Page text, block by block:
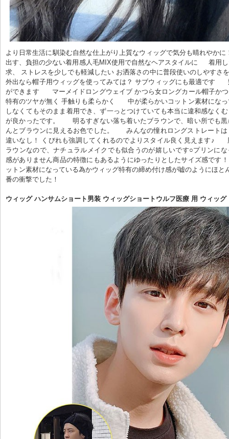
より日常生活に馴染む自然な仕上がり上質なウィッグで気分も晴れやかに
出す、負担の少ない着用感人毛MIX使用で自然なヘアスタイルに     着用
求、 ストレスを少しでも軽減したい お洒落さの中に普段使いのしやすさ
外出なら帽子用ウィッグを使ってみては？ サブウィッグにも最適です
ができます      マーメイドロングウェイブ かつら女ロングカール帽子か
特有のツヤが無く 手触りも柔らかく      中が柔らかいコットン素材にな
しなくてもそのまま着用でき、ず一っとつけていても本当に違和感なく
が良かったです。      明るすぎない落ち着いたブラウンで、暗い所でも
んとブラウンに見えるお色でした。      みんなの憧れロングストレート
違いなし！ くびれも強調してくれるのでよりスタイル良く見えます♪
ラウンなので、ナチュラルメイクでも似合うのが嬉しいです○プリンに
感がありません商品の特徴にもあるようにゆったりとしたサイズ感です
ットン素材になっている為かウィッグ特有の締め付け感が嘘のようにほと
番の衝撃でした！
ウィッグ ハンサムショート男装 ウィッグショートウルフ医療 用 ウィッグ